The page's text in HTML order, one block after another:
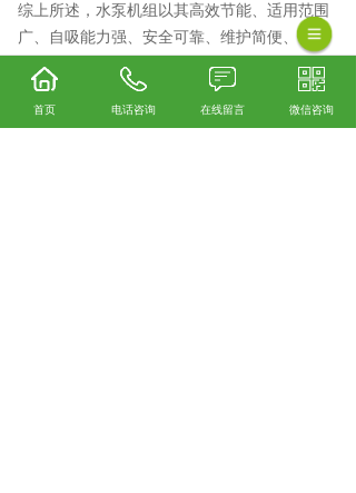
综上所述，水泵机组以其高效节能、适用范围
广、自吸能力强、安全可靠、维护简便、便携
性强以及多功能性等优点，在各个领域得到了
广泛应用和认可。
首页 电话咨询 在线留言 微信咨询